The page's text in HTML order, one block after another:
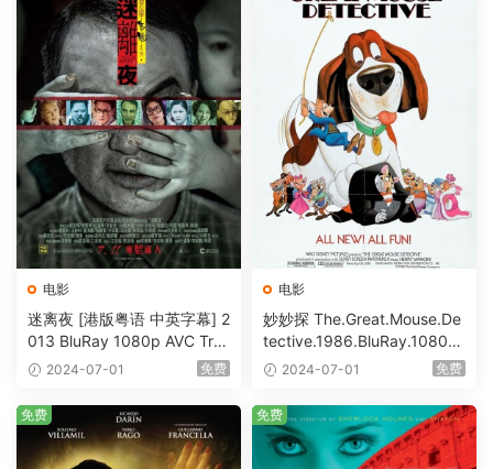
电影
迷离夜 [港版粤语 中英字幕] 2
013 BluRay 1080p AVC Tru
eHD5.1 [BDISO 22.64GB]
2024-07-01 免费
电影
妙妙探 The.Great.Mouse.De
tective.1986.BluRay.1080p.
AVC.DTS-HD.MA.5.1-HDHo
2024-07-01 免费
免费 免费